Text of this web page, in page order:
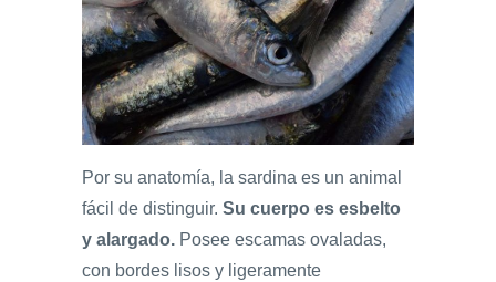
Por su anatomía, la sardina es un animal
fácil de distinguir. Su cuerpo es esbelto
y alargado. Posee escamas ovaladas,
con bordes lisos y ligeramente